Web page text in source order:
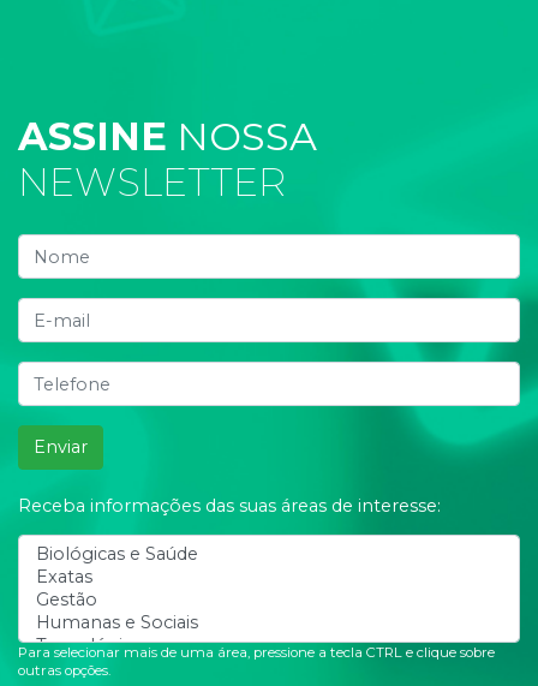
ASSINE NOSSA
NEWSLETTER
Enviar
Receba informações das suas áreas de interesse:
Para selecionar mais de uma área, pressione a tecla CTRL e clique sobre
outras opções.